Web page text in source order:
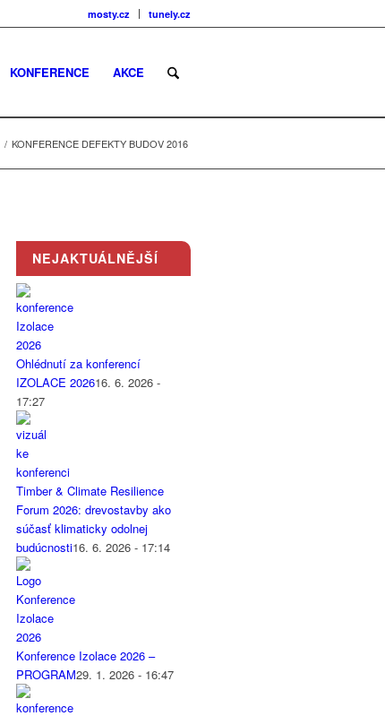
mosty.cz tunely.cz
KONFERENCE AKCE
/ KONFERENCE DEFEKTY BUDOV 2016
NEJAKTUÁLNĚJŠÍ
Ohlédnutí za konferencí
IZOLACE 202616. 6. 2026 -
17:27
Timber & Climate Resilience
Forum 2026: drevostavby ako
súčasť klimaticky odolnej
budúcnosti16. 6. 2026 - 17:14
Konference Izolace 2026 –
PROGRAM29. 1. 2026 - 16:47